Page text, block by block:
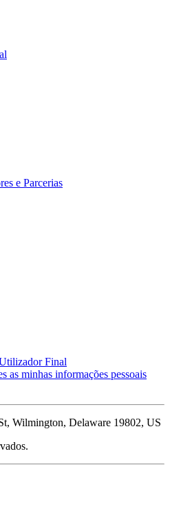
e Parcerias
Final
as minhas informações pessoais
Wilmington, Delaware 19802, US